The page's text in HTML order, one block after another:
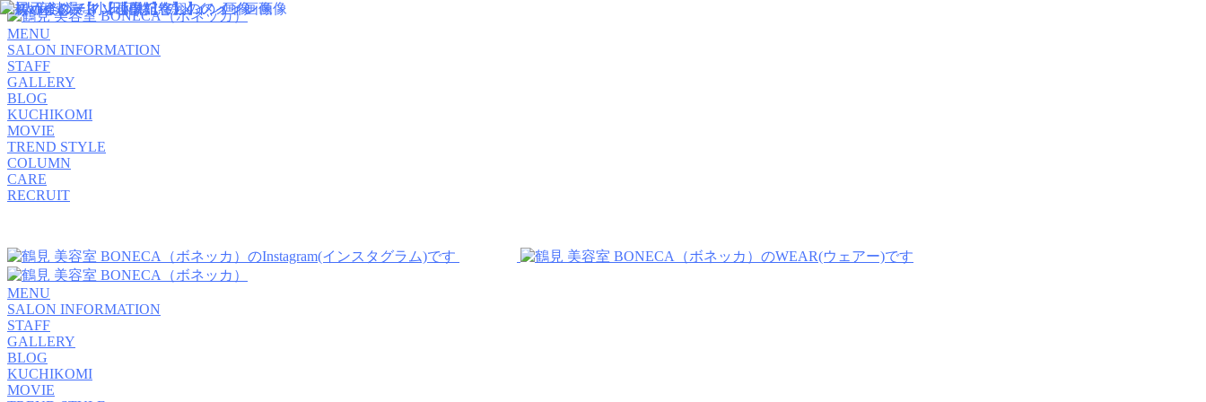
MENU
SALON INFORMATION
STAFF
GALLERY
BLOG
KUCHIKOMI
MOVIE
TREND STYLE
COLUMN
CARE
RECRUIT
MENU
SALON INFORMATION
STAFF
GALLERY
BLOG
KUCHIKOMI
MOVIE